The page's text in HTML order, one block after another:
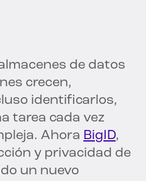
de datos
crecen,
identificarlos,
tarea cada vez
Ahora BigID,
y privacidad de
un nuevo